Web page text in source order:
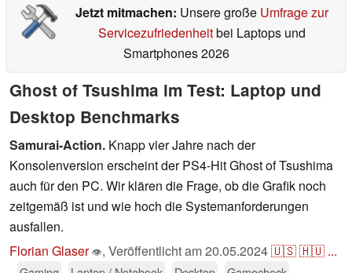
Jetzt mitmachen: Unsere große Umfrage zur
Servicezufriedenheitbei Laptops und
Smartphones 2026
Ghost of Tsushima im Test: Laptop und
Desktop Benchmarks
Samurai-Action. Knapp vier Jahre nach der
Konsolenversion erscheint der PS4-Hit Ghost of Tsushima
auch für den PC. Wir klären die Frage, ob die Grafik noch
zeitgemäß ist und wie hoch die Systemanforderungen
ausfallen.
Florian Glaser 👁, Veröffentlicht am20.05.2024🇺🇸🇭🇺 ...